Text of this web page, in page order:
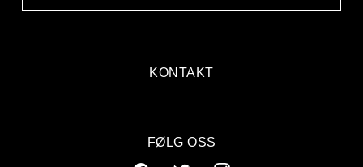
KONTAKT
FØLG OSS